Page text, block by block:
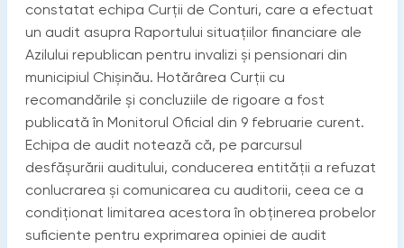
constatat echipa Curții de Conturi, care a efectuat
un audit asupra Raportului situațiilor financiare ale
Azilului republican pentru invalizi și pensionari din
municipiul Chișinău. Hotărârea Curții cu
recomandările și concluziile de rigoare a fost
publicată în Monitorul Oficial din 9 februarie curent.
Echipa de audit notează că, pe parcursul
desfășurării auditului, conducerea entității a refuzat
conlucrarea și comunicarea cu auditorii, ceea ce a
condiționat limitarea acestora în obținerea probelor
suficiente pentru exprimarea opiniei de audit